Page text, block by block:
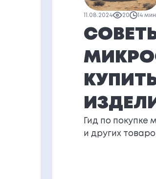
11.08.2024 20 14
Гид по
и других